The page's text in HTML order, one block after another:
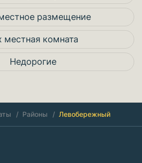
размещение
местная комната
Недорогие
Районы Левобережный